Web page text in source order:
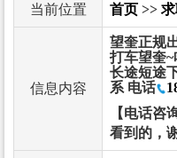
当前位置 首页 >>
信息内容
望奎正规
打车望奎~
长途短途
系 电话
【电话咨
看到的，